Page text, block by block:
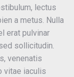
lectus
a metus. Nulla
erat pulvinar
sollicitudin.
venenatis
vitae iaculis